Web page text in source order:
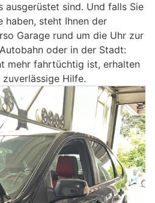
ausgerüstet sind. Und falls Sie
haben, steht Ihnen der
Garage rund um die Uhr zur
oder in der Stadt:
mehr fahrtüchtig ist, erhalten
Hilfe.